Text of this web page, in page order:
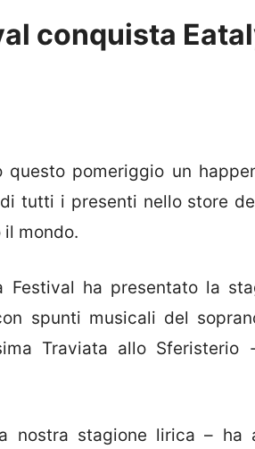
conquista
pomeriggio un
tutti i presenti nello store
mondo.
ha presentato la
spunti musicali del
Traviata allo Sferisterio
nostra stagione lirica – ha